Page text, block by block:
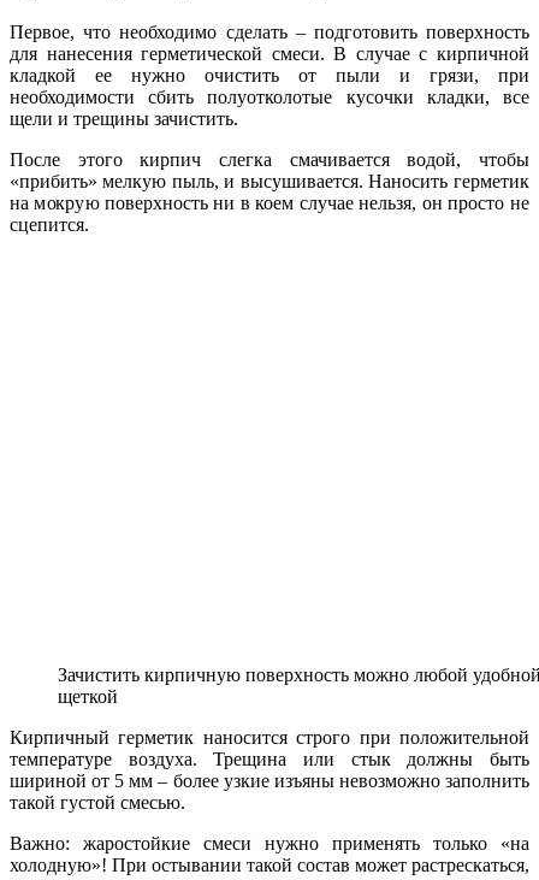
Первое, что необходимо сделать – подготовить поверхность
для нанесения герметической смеси. В случае с кирпичной
кладкой ее нужно очистить от пыли и грязи, при
необходимости сбить полуотколотые кусочки кладки, все
щели и трещины зачистить.
После этого кирпич слегка смачивается водой, чтобы
«прибить» мелкую пыль, и высушивается. Наносить герметик
на мокрую поверхность ни в коем случае нельзя, он просто не
сцепится.
Зачистить кирпичную поверхность можно любой
щеткой
Кирпичный герметик наносится строго при положительной
температуре воздуха. Трещина или стык должны быть
шириной от 5 мм – более узкие изъяны невозможно заполнить
такой густой смесью.
Важно: жаростойкие смеси нужно применять только «на
холодную»! При остывании такой состав может растрескаться,